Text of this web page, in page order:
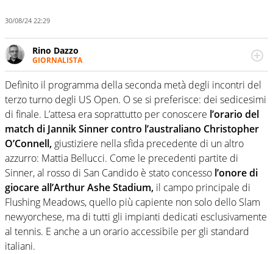
30/08/24 22:29
Rino Dazzo
GIORNALISTA
Se mai ci fosse modo di traslare il glossario del calcio in
una nicchia di esperti, lui ne farebbe parte. Non si perde
una svista arbitrale né gli umori social del mondo delle
curve
Definito il programma della seconda metà degli incontri del
terzo turno degli US Open. O se si preferisce: dei sedicesimi
di finale. L’attesa era soprattutto per conoscere l’orario del
match di Jannik Sinner contro l’australiano Christopher
O’Connell, giustiziere nella sfida precedente di un altro
azzurro: Mattia Bellucci. Come le precedenti partite di
Sinner, al rosso di San Candido è stato concesso l’onore di
giocare all’Arthur Ashe Stadium, il campo principale di
Flushing Meadows, quello più capiente non solo dello Slam
newyorchese, ma di tutti gli impianti dedicati esclusivamente
al tennis. E anche a un orario accessibile per gli standard
italiani.